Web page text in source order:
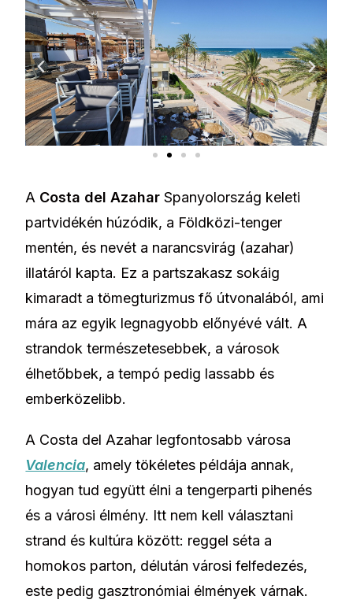
A Costa del Azahar Spanyolország keleti
partvidékén húzódik, a Földközi-tenger
mentén, és nevét a narancsvirág (azahar)
illatáról kapta. Ez a partszakasz sokáig
kimaradt a tömegturizmus fő útvonalából, ami
mára az egyik legnagyobb előnyévé vált. A
strandok természetesebbek, a városok
élhetőbbek, a tempó pedig lassabb és
emberközelibb.
A Costa del Azahar legfontosabb városa
Valencia, amely tökéletes példája annak,
hogyan tud együtt élni a tengerparti pihenés
és a városi élmény. Itt nem kell választani
strand és kultúra között: reggel séta a
homokos parton, délután városi felfedezés,
este pedig gasztronómiai élmények várnak.